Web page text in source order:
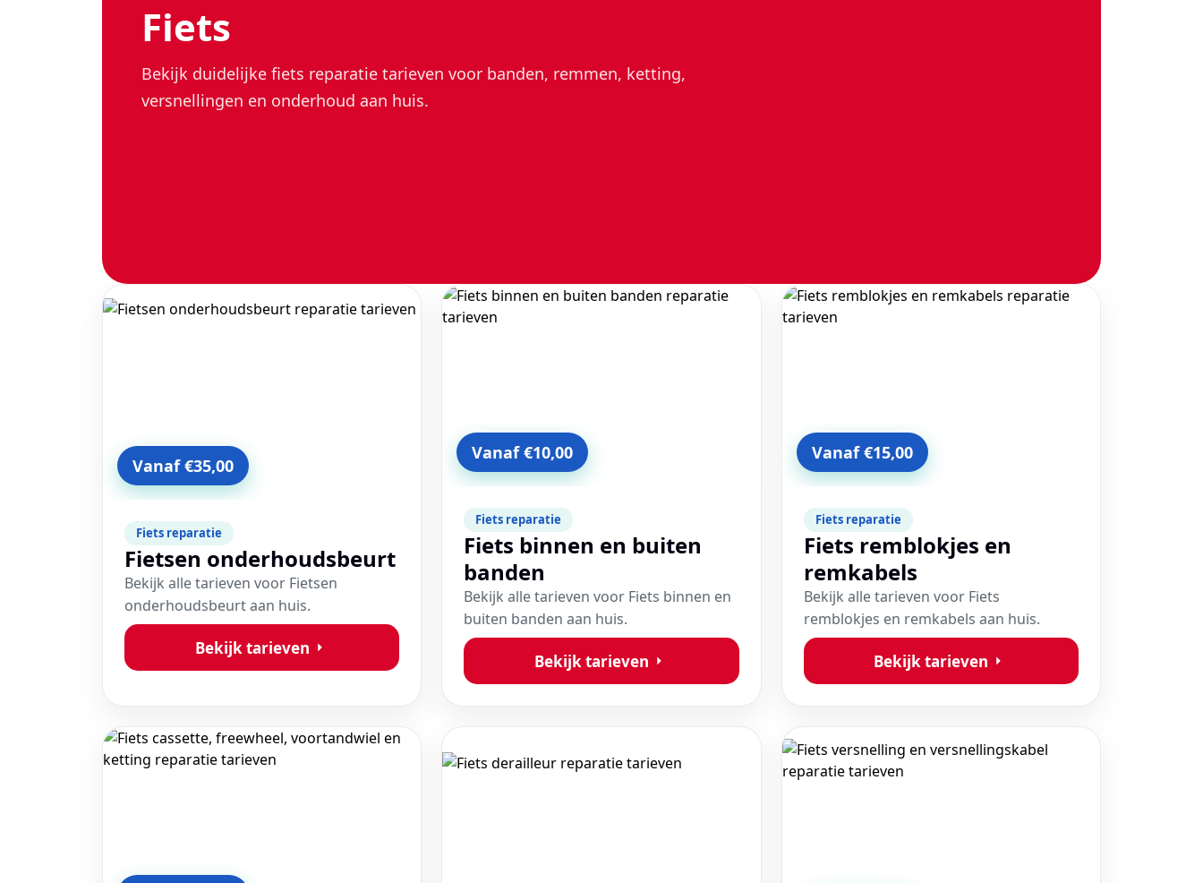
Fiets
Bekijk duidelijke fiets reparatie tarieven voor banden, remmen, ketting,
versnellingen en onderhoud aan huis.
Vanaf €35,00
Fiets reparatie
Fietsen onderhoudsbeurt
Bekijk alle tarieven voor Fietsen
onderhoudsbeurt aan huis.
Bekijk tarieven
Vanaf €10,00
Fiets reparatie
Fiets binnen en buiten
banden
Bekijk alle tarieven voor Fiets binnen en
buiten banden aan huis.
Bekijk tarieven
Vanaf €15,00
Fiets reparatie
Fiets remblokjes en
remkabels
Bekijk alle tarieven voor Fiets
remblokjes en remkabels aan huis.
Bekijk tarieven